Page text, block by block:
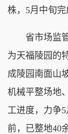
株，5月中旬完
省市场监管
为天福陵园的
成陵园南面山
机械平整场地
工进度，力争
前，已整地40